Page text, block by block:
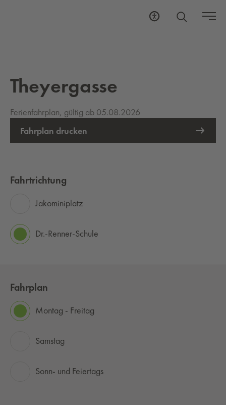
Theyergasse
Ferienfahrplan, gültig ab 05.08.2026
Fahrplan drucken
Fahrtrichtung
Jakominiplatz
Dr.-Renner-Schule
Fahrplan
Montag - Freitag
Samstag
Sonn- und Feiertags